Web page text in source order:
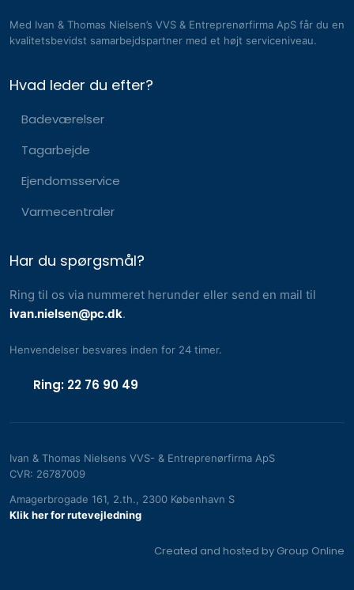
Med Ivan & Thomas Nielsen’s VVS & Entreprenørfirma ApS får du en
kvalitetsbevidst samarbejdspartner med et højt serviceniveau.
Hvad leder du efter?
Badeværelser
Tagarbejde
Ejendomsservice​
Varmecentraler
Har du spørgsmål?
Ring til os via nummeret herunder eller send en mail til
ivan.nielsen@pc.dk.
Henvendelser besvares inden for 24 timer.​
Ring: 22 76 90 49
Ivan & Thomas Nielsens VVS- & Entreprenørfirma ApS
CVR​: 26787009
Amagerbrogade 161, 2.th., 2300 København S​
Klik her for rutevejledning
Created and hosted by Group Online